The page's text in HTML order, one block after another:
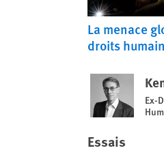
La menace
droits
Ex-
Essais